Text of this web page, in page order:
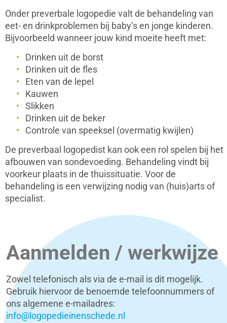
Onder preverbale logopedie valt de behandeling van
eet- en drinkproblemen bij baby’s en jonge kinderen.
Bijvoorbeeld wanneer jouw kind moeite heeft met:
Drinken uit de borst
Drinken uit de fles
Eten van de lepel
Kauwen
Slikken
Drinken uit de beker
Controle van speeksel (overmatig kwijlen)
De preverbaal logopedist kan ook een rol spelen bij het
afbouwen van sondevoeding. Behandeling vindt bij
voorkeur plaats in de thuissituatie. Voor de
behandeling is een verwijzing nodig van (huis)arts of
specialist.
Aanmelden / werkwijze
Zowel telefonisch als via de e-mail is dit mogelijk.
Gebruik hiervoor de benoemde telefoonnummers of
ons algemene e-mailadres:
info@logopedieinenschede.nl